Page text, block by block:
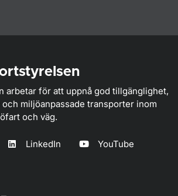
arbetar för att uppnå god tillgänglighet,
miljöanpassade transporter inom
och väg.
LinkedIn YouTube